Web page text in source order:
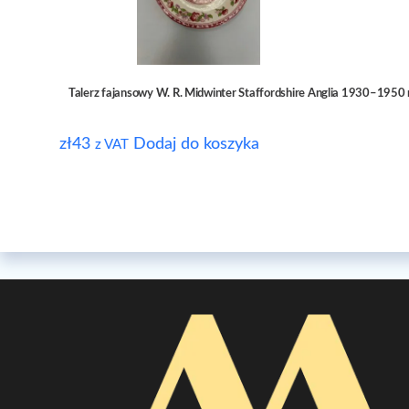
Talerz fajansowy W. R. Midwinter Staffordshire Anglia 1930–1950
zł43 z VAT Dodaj do koszyka